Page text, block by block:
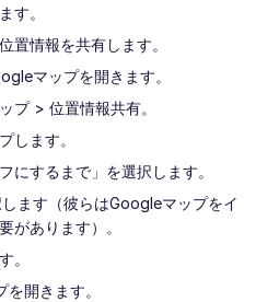
す。
置情報を共有します。
マップを開きます。
プ > 位置情報共有。
します。
にするまで」を選択します。
ます（彼らはGoogleマップをイ
があります）。
。
開きます。